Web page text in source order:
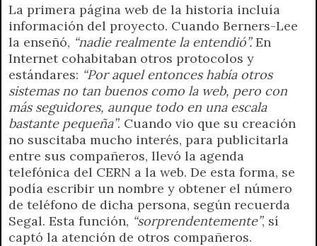
La primera página web de la historia incluía
información del proyecto. Cuando Berners-Lee
la enseñó, “nadie realmente la entendió”.En
Internet cohabitaban otros protocolos y
estándares: “Por aquel entonces había otros
sistemas no tan buenos como la web, pero con
más seguidores, aunque todo en una escala
bastante pequeña”. Cuando vio que su creación
no suscitaba mucho interés, para publicitarla
entre sus compañeros, llevó la agenda
telefónica del CERN a la web. De esta forma, se
podía escribir un nombre y obtener el número
de teléfono de dicha persona, según recuerda
Segal. Esta función, “sorprendentemente”, sí
captó la atención de otros compañeros.